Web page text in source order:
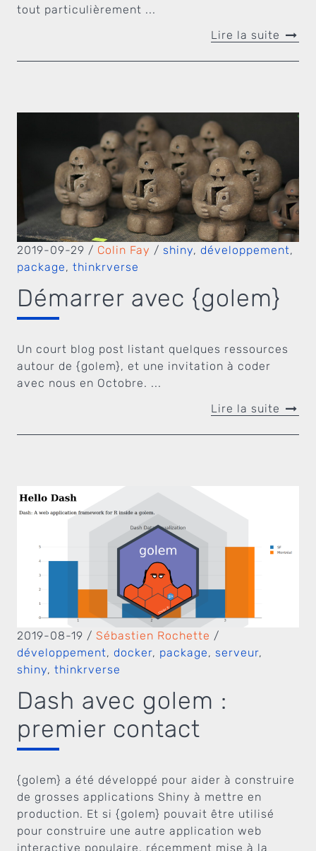
tout particulièrement ...
Lire la suite
2019-09-29 / Colin Fay / shiny, développement,
package, thinkrverse
Démarrer avec {golem}
Un court blog post listant quelques ressources
autour de {golem}, et une invitation à coder
avec nous en Octobre. ...
Lire la suite
2019-08-19 / Sébastien Rochette /
développement, docker, package, serveur,
shiny, thinkrverse
Dash avec golem :
premier contact
{golem} a été développé pour aider à construire
de grosses applications Shiny à mettre en
production. Et si {golem} pouvait être utilisé
pour construire une autre application web
interactive populaire, récemment mise à la